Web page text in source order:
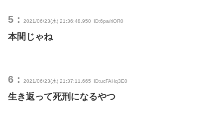
5： 2021/06/23(水) 21:36:48.950 ID:6pa/riOR0
本間じゃね
6： 2021/06/23(水) 21:37:11.665 ID:ucFAHq3E0
生き返って死刑になるやつ